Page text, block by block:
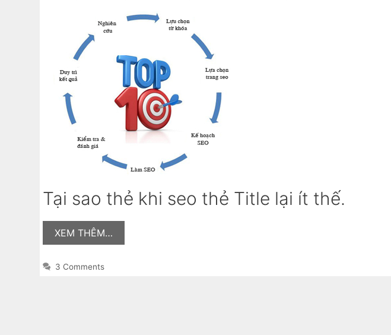
Tại sao thẻ khi seo thẻ Title lại ít thế.
XEM THÊM…
3 Comments